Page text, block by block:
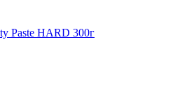
Paste HARD 300г